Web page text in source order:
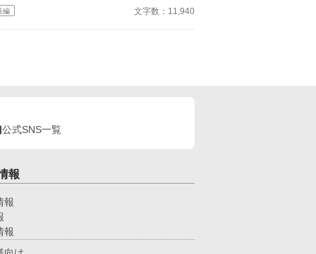
ユリウスを称える声とイリアスを非難する怒号─
囁かれる嘘があった。 だが、イリアスは微笑を
編 文字数：11,940
公式SNS一覧
報
報
報